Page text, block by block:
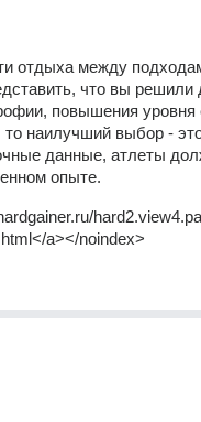
отдыха между
что вы решили
повышения
то наилучший выбор -
данные, атлеты
опыте.
a></noindex>